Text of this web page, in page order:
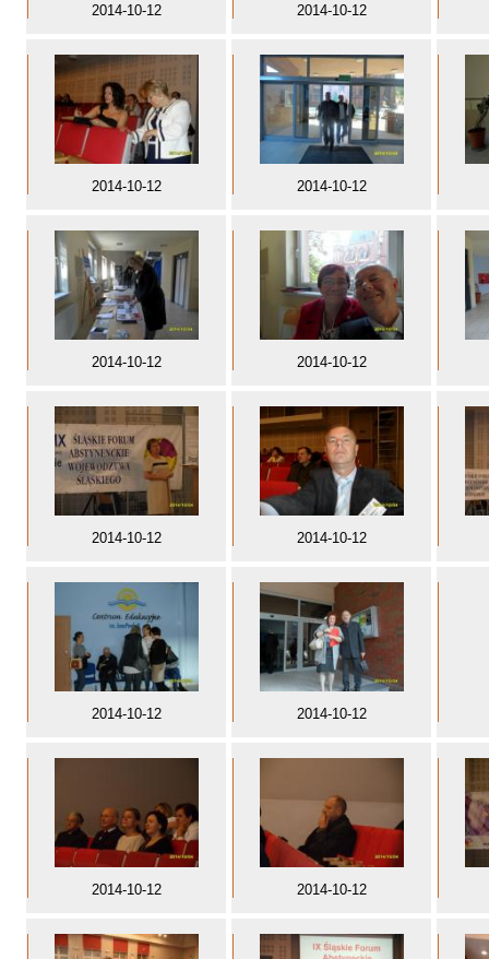
2014-10-12 2014-10-12
2014-10-12 2014-10-12
2014-10-12 2014-10-12
2014-10-12 2014-10-12
2014-10-12 2014-10-12
2014-10-12 2014-10-12